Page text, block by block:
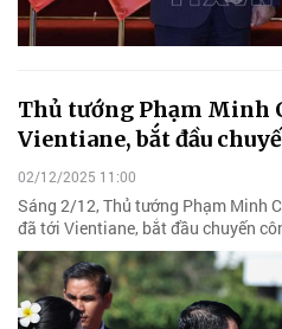
Thủ tướng Phạm Minh
Vientiane, bắt đầu
02/12/2025 11:00
Sáng 2/12, Thủ tướng Phạm Minh
đã tới Vientiane, bắt đầu chuyến